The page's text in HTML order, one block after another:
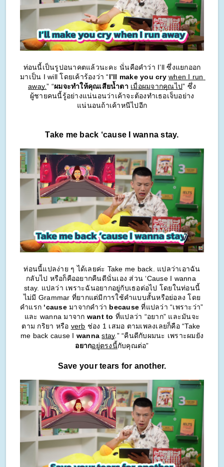
ท่อนนี้เป็นรูปอนาคตแล้วนะคะ นั่นคือคำว่า I’ll ซึ่งแยกออก
มาเป็น I will โดยเค้าร้องว่า “I’ll make you cry when I run
away.” “ผมจะทำให้คุณเสียน้ำตา เมื่อผมจากคุณไป” ซึ่ง
ผู้ชายคนนี้รู้อย่างแน่นอนว่าเค้าจะต้องทำเธอเจ็บอย่าง
แน่นอนถ้าเค้าหนีไปอีก
Take me back ‘cause I wanna stay.
ท่อนนี้แปลง่าย ๆ ได้เลยค่ะ Take me back. แปลว่าเอาฉัน
กลับไป หรือก็คืออยากคืนดีนั่นเอง ส่วน ‘Cause I wanna
stay. แปลว่า เพราะฉันอยากอยู่กับเธอต่อไป โดยในท่อนนี้
ไม่มี Grammar ที่ยากแต่มีการใช้คำแบบสั้นหรือย่อลง โดย
คำแรก ‘cause มาจากคำว่า because ที่แปลว่า “เพราะว่า”
และ wanna มาจาก want to ที่แปลว่า “อยาก” และมันจะ
ตาม กริยา หรือ verb ช่อง 1 เสมอ ตามเพลงเลยก็คือ “Take
me back cause I wanna stay.” “คืนดีกับผมนะ เพราะผมยัง
อยากอยู่ตรงนี้กับคุณต่อ”
Save your tears for another.